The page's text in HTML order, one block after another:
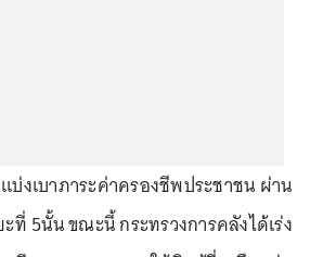
บ่งเบาภาระค่าครองชีพประชาชน ผ่าน
ที่ 5นั้น ขณะนี้ กระทรวงการคลังได้เร่ง